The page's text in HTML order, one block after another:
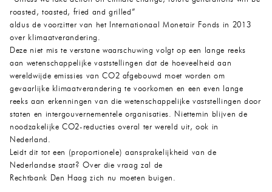
roasted, toasted, fried and grilled”
aldus de voorzitter van het Internationaal Monetair Fonds in 2013
over klimaatverandering.
Deze niet mis te verstane waarschuwing volgt op een lange reeks
aan wetenschappelijke vaststellingen dat de hoeveelheid aan
wereldwijde emissies van CO2 afgebouwd moet worden om
gevaarlijke klimaatverandering te voorkomen en een even lange
reeks aan erkenningen van die wetenschappelijke vaststellingen door
staten en intergouvernementele organisaties. Niettemin blijven de
noodzakelijke CO2-reducties overal ter wereld uit, ook in
Nederland.
Leidt dit tot een (proportionele) aansprakelijkheid van de
Nederlandse staat? Over die vraag zal de
Rechtbank Den Haag zich nu moeten buigen.